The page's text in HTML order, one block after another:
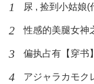
1 尿 , 捡到小姑娘(
2
3 偏执占有【穿书
4